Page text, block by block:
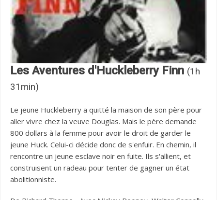
Les Aventures d'Huckleberry Finn (1h
31min)
Le jeune Huckleberry a quitté la maison de son père pour
aller vivre chez la veuve Douglas. Mais le père demande
800 dollars à la femme pour avoir le droit de garder le
jeune Huck. Celui-ci décide donc de s'enfuir. En chemin, il
rencontre un jeune esclave noir en fuite. Ils s'allient, et
construisent un radeau pour tenter de gagner un état
abolitionniste.